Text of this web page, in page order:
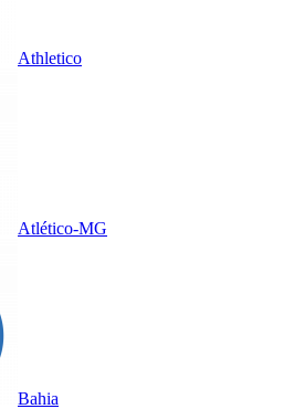
Athletico
Atlético-MG
Bahia